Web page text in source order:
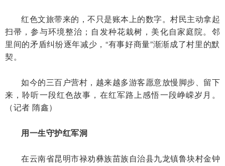
红色文旅带来的，不只是账本上的数字。村民主动拿起
扫帚，参与环境整治；自发种花栽树，美化自家庭院。邻
里间的矛盾纠纷逐年减少，“有事好商量”渐渐成了村里的默
契。
如今的三百户营村，越来越多游客愿意放慢脚步、留下
来，聆听一段红色故事，在红军路上感悟一段峥嵘岁月。
（记者 隋鑫）
用一生守护红军洞
在云南省昆明市禄劝彝族苗族自治县九龙镇鲁块村金钟